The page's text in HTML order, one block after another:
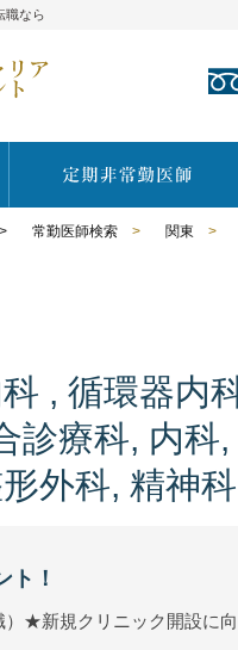
職なら
常勤医師検索 > 関東 >
, 循環器内
診療科, 内
外科, 精神
ト！
）★新規クリニック開設に